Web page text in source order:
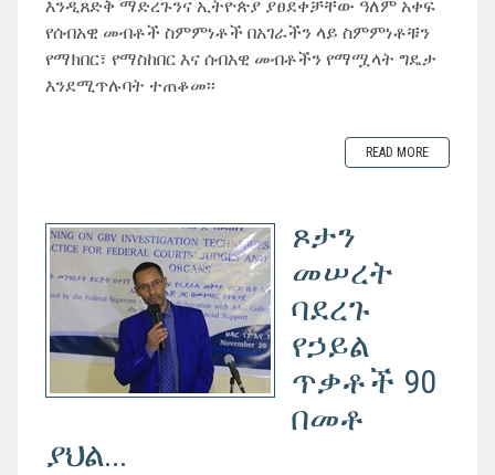
እንዲጸድቅ ማድረጉንና ኢትዮጵያ ያፀደቀቻቸው ዓለም አቀፍ
የሰብአዊ መብቶች ስምምነቶች በአገራችን ላይ ስምምነቶቹን
የማክበር፣ የማስከበር እና ሰብአዊ መብቶችን የማሟላት ግዴታ
እንደሚጥሉባት ተጠቆመ፡፡
READ MORE
ጾታን
መሠረት
ባደረጉ
የኃይል
ጥቃቶች 90
በመቶ
ያህል...